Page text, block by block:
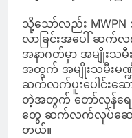
သို့သော်လည်း MWPN
လာခြင်းအပေါ် ဆက်
အနာဂတ်မှာ အမျိုးသမီ
အတွက် အမျိုးသမီးမဏ္ဍို
ဆက်လက်ပူးပေါင်းဆ
တဲ့အတွက် တော်လှန်ရေ
တွေ ဆက်လက်လုပ်ဆောင်
တယ်။